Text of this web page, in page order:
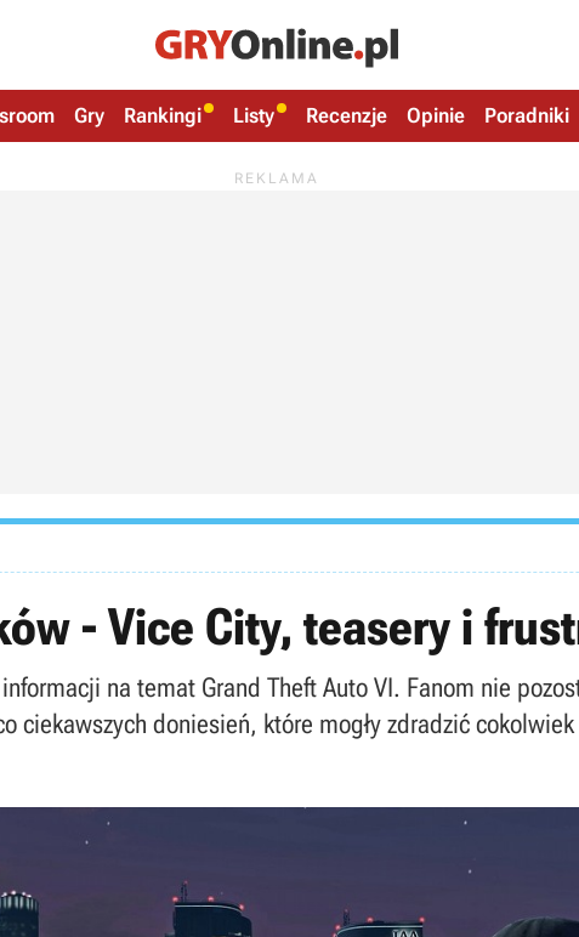
Gry Rankingi Listy Recenzje Opinie Poradniki
- Vice City, teasery i
na temat Grand Theft Auto VI. Fanom nie
ciekawszych doniesień, które mogły zdradzić cokolwiek